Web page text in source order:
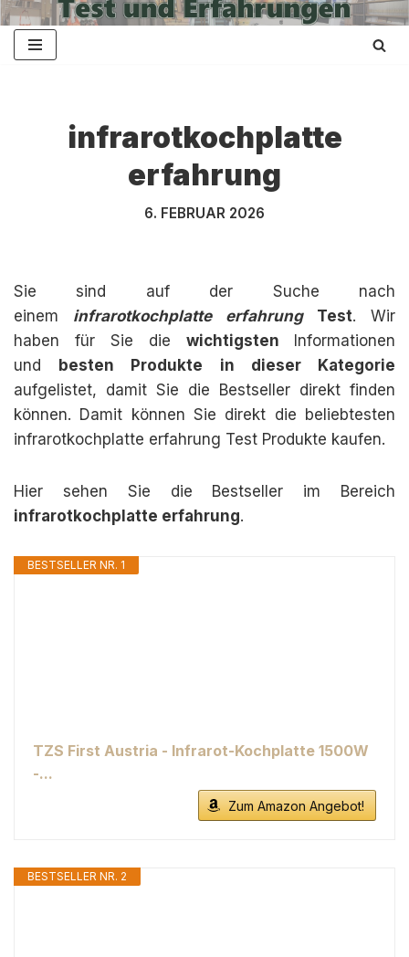
Zum
infrarotkochplatte
erfahrung
6. FEBRUAR 2026
Sie sind auf der Suche nach
einem infrarotkochplatte erfahrung Test. Wir
haben für Sie die wichtigsten
Informationen
und
besten Produkte in dieser Kategorie
aufgelistet, damit Sie die Bestseller direkt finden
können. Damit können Sie direkt die beliebtesten
infrarotkochplatte erfahrung Test Produkte kaufen.
Hier sehen Sie die Bestseller im Bereich
infrarotkochplatte erfahrung.
BESTSELLER NR. 1
TZS First Austria - Infrarot-Kochplatte 1500W
-...
Zum Amazon Angebot!
BESTSELLER NR. 2